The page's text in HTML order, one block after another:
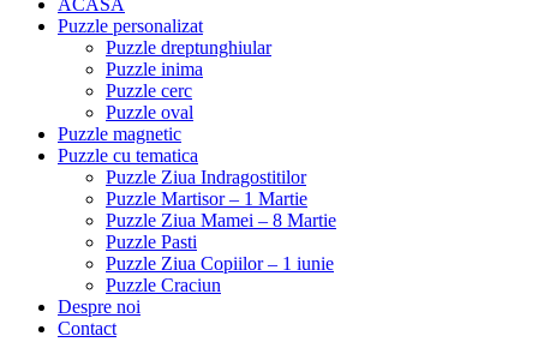
ACASA
Puzzle personalizat
Puzzle dreptunghiular
Puzzle inima
Puzzle cerc
Puzzle oval
Puzzle magnetic
Puzzle cu tematica
Puzzle Ziua Indragostitilor
Puzzle Martisor – 1 Martie
Puzzle Ziua Mamei – 8 Martie
Puzzle Pasti
Puzzle Ziua Copiilor – 1 iunie
Puzzle Craciun
Despre noi
Contact